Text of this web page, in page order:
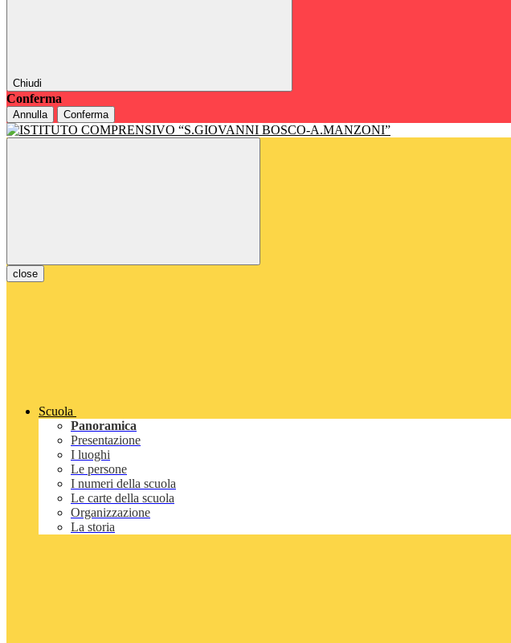
Chiudi
Conferma
Annulla Conferma
close
Scuola
Panoramica
Presentazione
I luoghi
Le persone
I numeri della scuola
Le carte della scuola
Organizzazione
La storia